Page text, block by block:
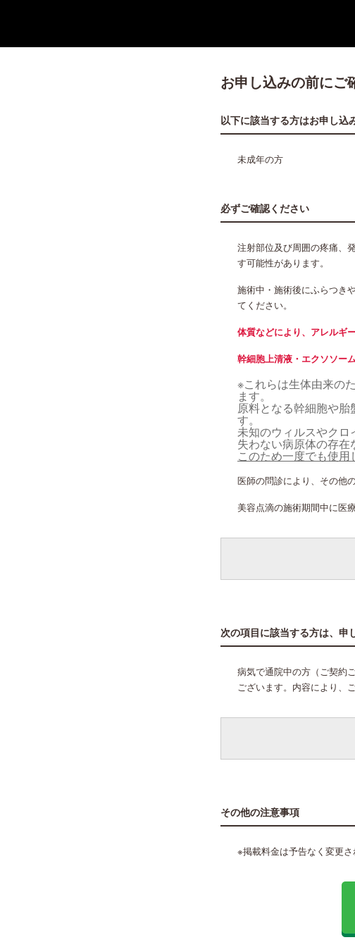
お申し込みの前にご
以下に該当する方はお申し込
未成年の方
必ずご確認ください
注射部位及び周囲の疼痛、
す可能性があります。
施術中・施術後にふらつき
てください。
体質などにより、アレルギ
幹細胞上清液・エクソソー
※これらは生体由来の
ます。
原料となる幹細胞や
す。
未知のウィルスやク
失わない病原体の存在
このため一度でも使用
医師の問診により、その他
美容点滴の施術期間中に医
次の項目に該当する方は、申
病気で通院中の方（ご契約
ございます。内容により、
その他の注意事項
※掲載料金は予告なく変更さ